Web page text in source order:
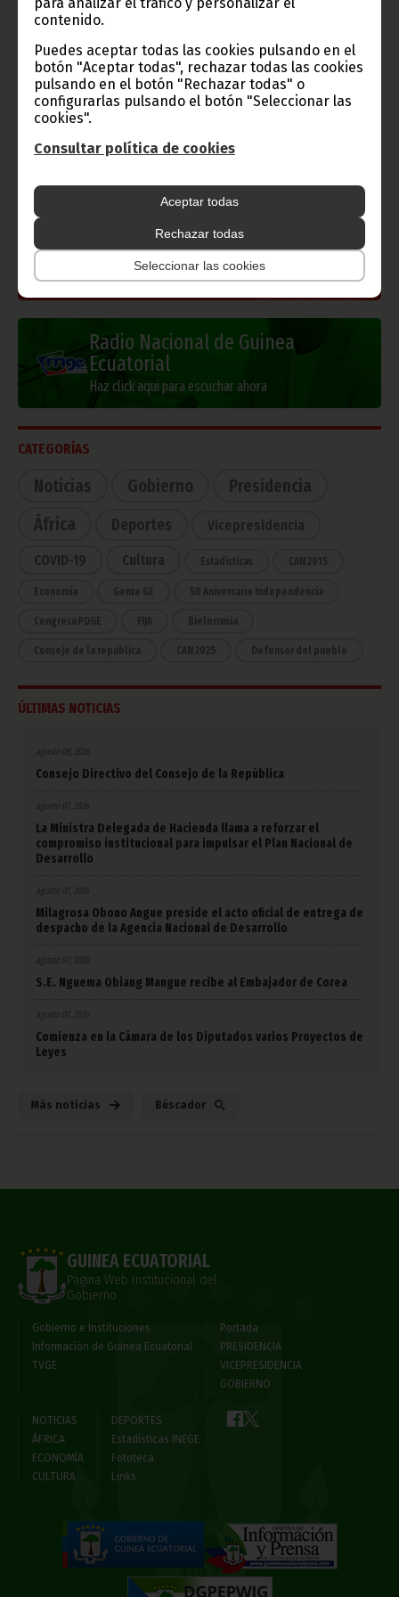
contenido.
Puedes aceptar todas las cookies pulsando en el
botón "Aceptar todas", rechazar todas las cookies
pulsando en el botón "Rechazar todas" o
configurarlas pulsando el botón "Seleccionar las
cookies".
Consultar política de cookies
Aceptar todas
Rechazar todas
Seleccionar las cookies
Gobierno e Instituciones
TVGE
Radio Nacional de Guinea
Ecuatorial
Haz click aquí para escuchar ahora
CATEGORÍAS
Noticias Gobierno
Presidencia
África
Deportes Vicepresidencia
COVID-19 Cultura Estadísticas CAN 2015
Economía Gente GE 50 Aniversario Independencia
CongresoPDGE FIJA Bielorrusia
Consejo de la república CAN 2025 Defensor del pueblo
ÚLTIMAS NOTICIAS
Consejo Directivo del Consejo de la República
agosto 07, 2026
La Ministra Delegada de Hacienda llama a reforzar el
compromiso institucional para impulsar el Plan Nacional de
Desarrollo
agosto 07, 2026
Milagrosa Obono Angue preside el acto oficial de entrega de
despacho de la Agencia Nacional de Desarrollo
agosto 07, 2026
S.E. Nguema Obiang Mangue recibe al Embajador de Corea
agosto 07, 2026
Comienza en la Cámara de los Diputados varios Proyectos de
Leyes
Más noticias Búscador
GUINEA ECUATORIAL
Página Web Institucional del
Gobierno
Gobierno e Instituciones
Información de Guinea Ecuatorial
TVGE
Portada
PRESIDENCIA
VICEPRESIDENCIA
GOBIERNO
NOTICIAS
ÁFRICA
ECONOMÍA
CULTURA
DEPORTES
Estadísticas INEGE
Fototeca
Links